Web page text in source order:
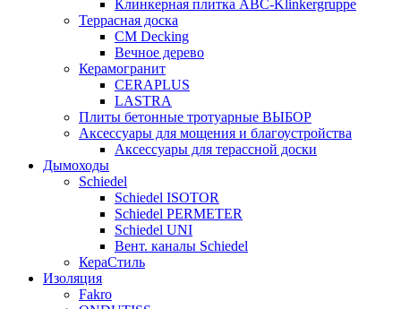
Клинкерная плитка ABC-Klinkergruppe
Террасная доска
CM Decking
Вечное дерево
Керамогранит
CERAPLUS
LASTRA
Плиты бетонные тротуарные ВЫБОР
Аксессуары для мощения и благоустройства
Аксессуары для терассной доски
Дымоходы
Schiedel
Schiedel ISOTOR
Schiedel PERMETER
Schiedel UNI
Вент. каналы Schiedel
КераСтиль
Изоляция
Fakro